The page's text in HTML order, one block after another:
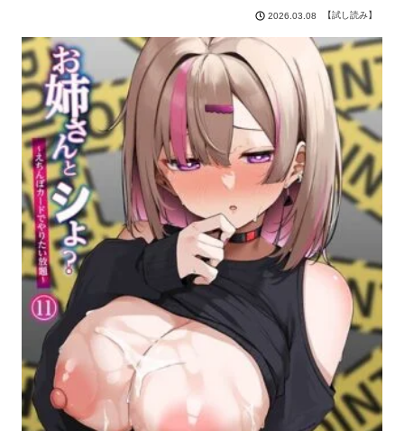
2026.03.08 【試し読み】